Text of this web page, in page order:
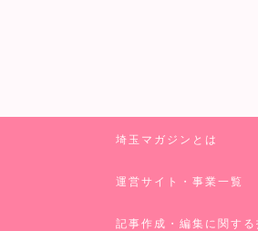
埼玉マガジンとは
運営サイト・事業一覧
記事作成・編集に関す